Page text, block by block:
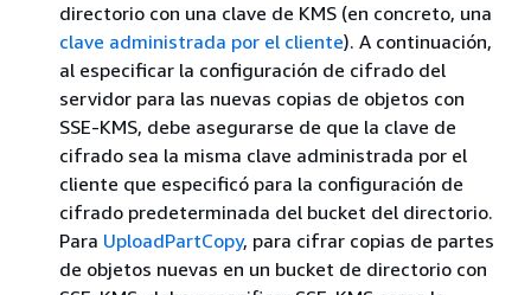
directorio con una clave de KMS (en concreto, una
clave administrada por el cliente). A continuación,
al especificar la configuración de cifrado del
servidor para las nuevas copias de objetos con
SSE-KMS, debe asegurarse de que la clave de
cifrado sea la misma clave administrada por el
cliente que especificó para la configuración de
cifrado predeterminada del bucket del directorio.
Para UploadPartCopy, para cifrar copias de partes
de objetos nuevas en un bucket de directorio con